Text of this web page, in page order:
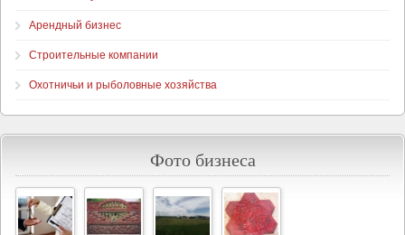
Арендный бизнес
Строительные компании
Охотничьи и рыболовные хозяйства
Фото бизнеса